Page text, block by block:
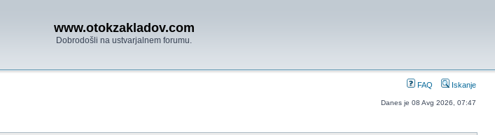
www.otokzakladov.com
Dobrodošli na ustvarjalnem forumu.
FAQ Iskanje
Danes je 08 Avg 2026, 07:47